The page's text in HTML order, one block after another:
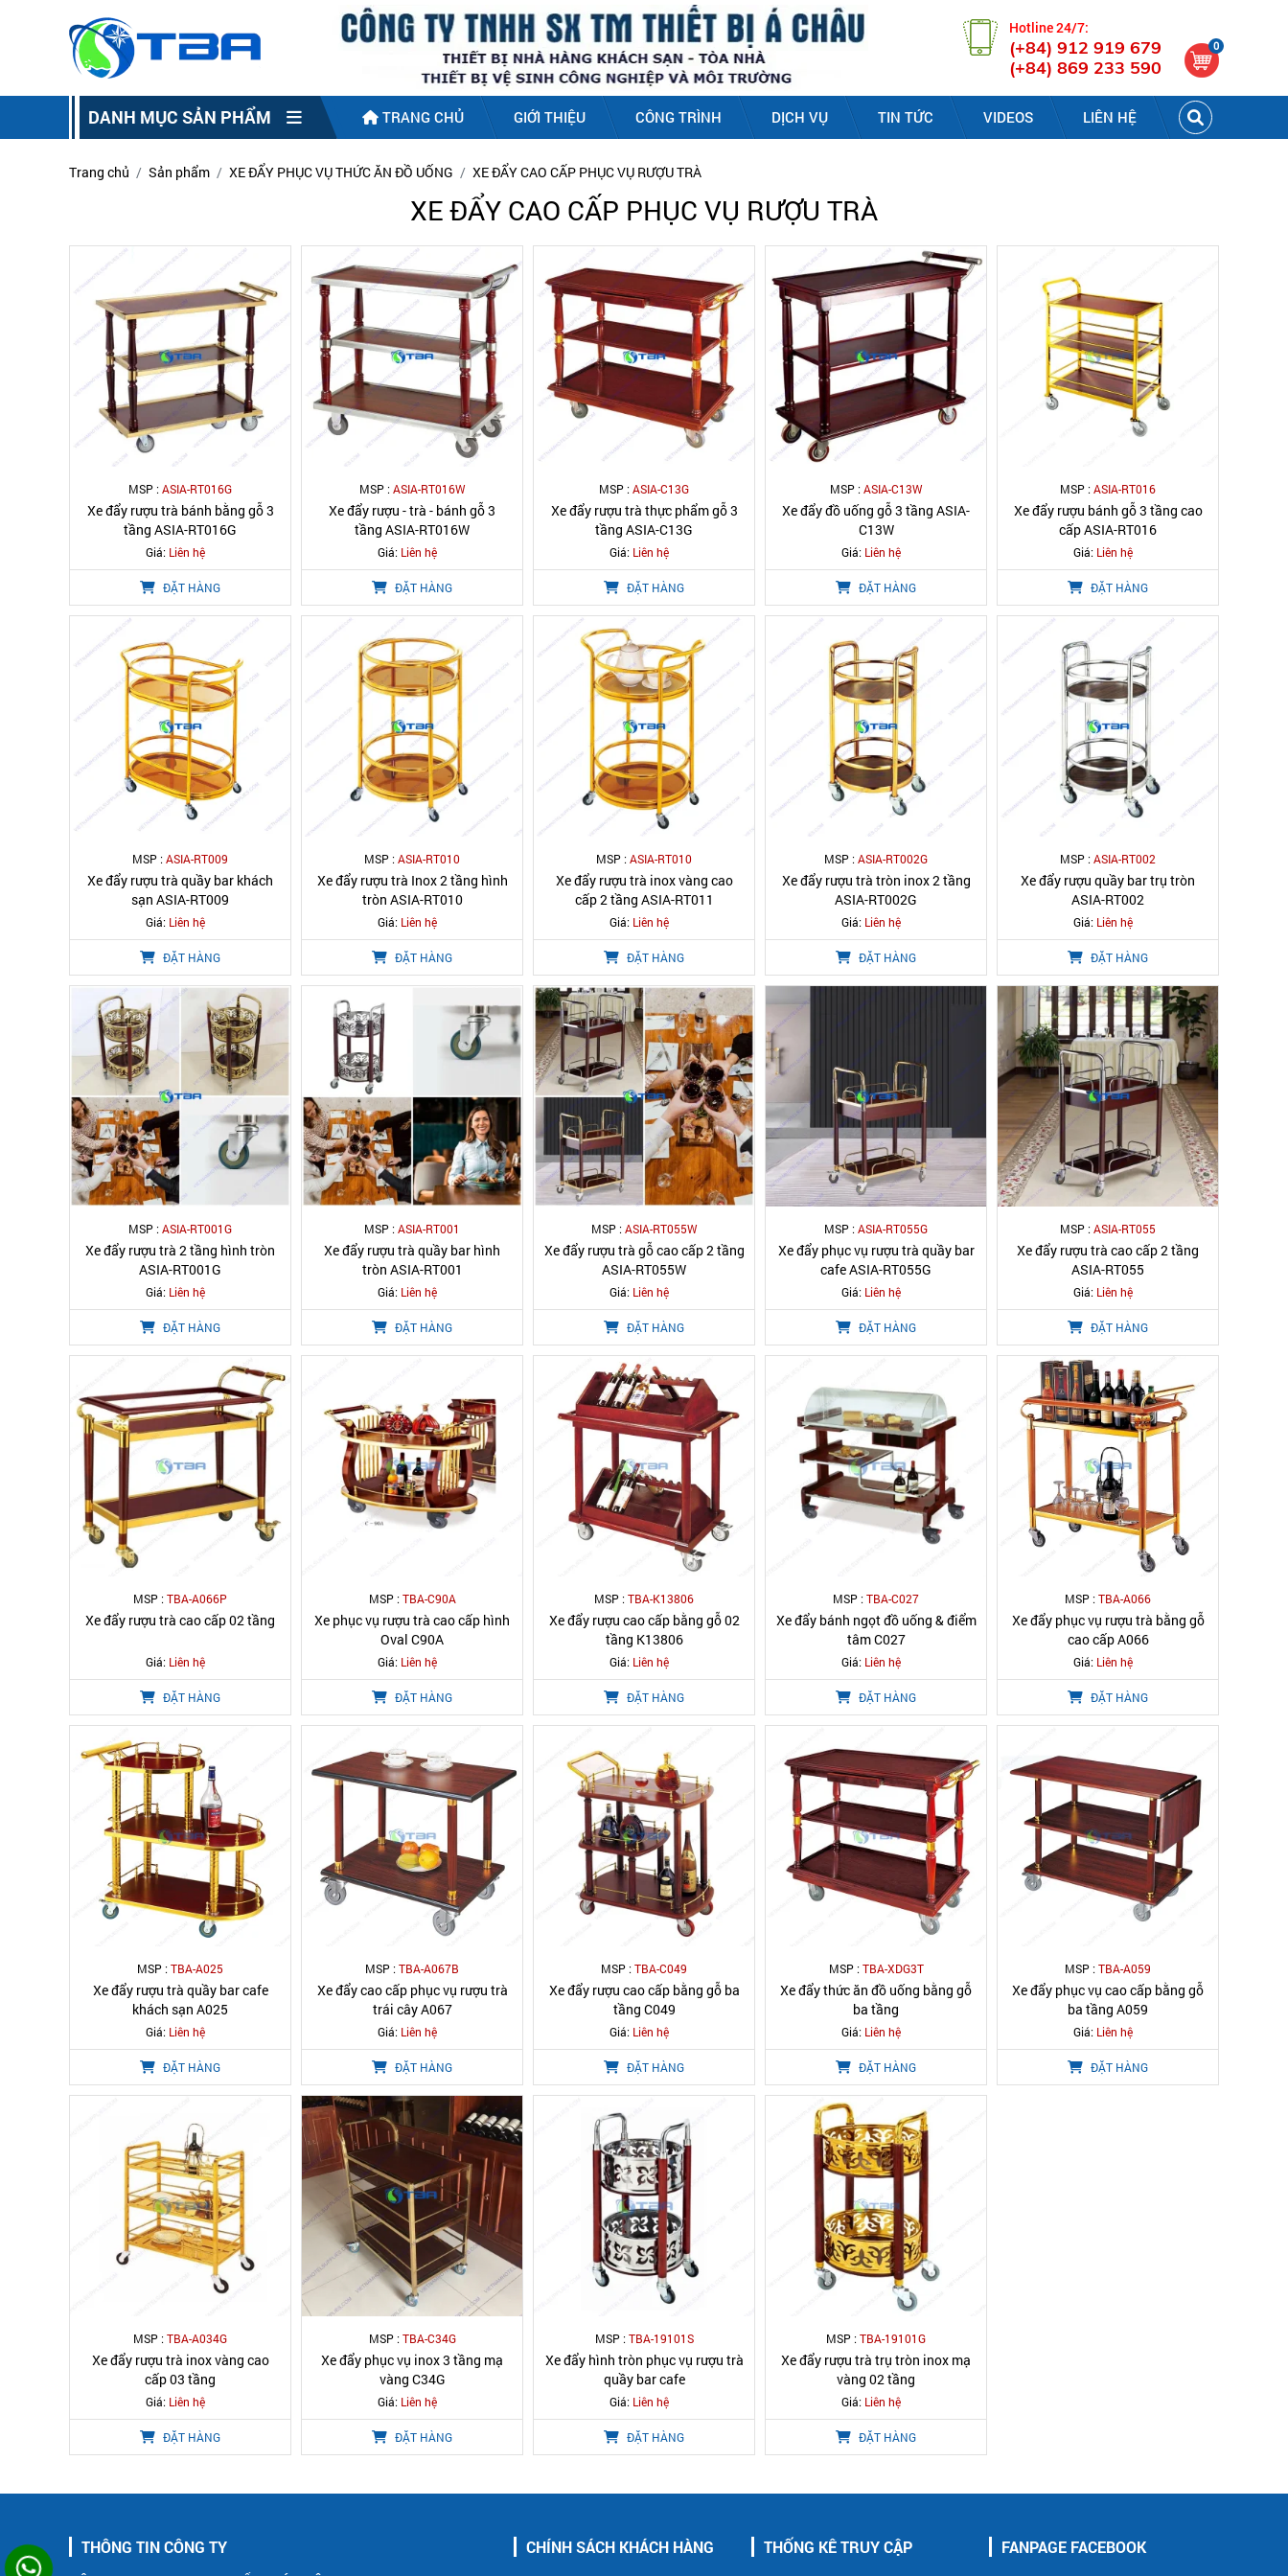
Hotline 24/7:
(+84) 912 919 679
(+84) 869 233 590
0
DANH MỤC SẢN PHẨM TRANG CHỦ GIỚI THIỆU CÔNG TRÌNH DỊCH VỤ TIN TỨC VIDEOS LIÊN HỆ
Trang chủ Sản phẩm XE ĐẨY PHỤC VỤ THỨC ĂN ĐỒ UỐNG XE ĐẨY CAO CẤP PHỤC VỤ RƯỢU TRÀ
XE ĐẨY CAO CẤP PHỤC VỤ RƯỢU TRÀ
MSP :ASIA-RT016G
Xe đẩy rượu trà bánh bằng gỗ 3
tầng ASIA-RT016G
Giá: Liên hệ
ĐẶT HÀNG
MSP :ASIA-RT016W
Xe đẩy rượu - trà - bánh gỗ 3
tầng ASIA-RT016W
Giá: Liên hệ
ĐẶT HÀNG
MSP :ASIA-C13G
Xe đẩy rượu trà thực phẩm gỗ 3
tầng ASIA-C13G
Giá: Liên hệ
ĐẶT HÀNG
MSP :ASIA-C13W
Xe đẩy đồ uống gỗ 3 tầng ASIA-
C13W
Giá: Liên hệ
ĐẶT HÀNG
MSP :ASIA-RT016
Xe đẩy rượu bánh gỗ 3 tầng cao
cấp ASIA-RT016
Giá: Liên hệ
ĐẶT HÀNG
MSP :ASIA-RT009
Xe đẩy rượu trà quầy bar khách
sạn ASIA-RT009
Giá: Liên hệ
ĐẶT HÀNG
MSP :ASIA-RT010
Xe đẩy rượu trà Inox 2 tầng hình
tròn ASIA-RT010
Giá: Liên hệ
ĐẶT HÀNG
MSP :ASIA-RT010
Xe đẩy rượu trà inox vàng cao
cấp 2 tầng ASIA-RT011
Giá: Liên hệ
ĐẶT HÀNG
MSP :ASIA-RT002G
Xe đẩy rượu trà tròn inox 2 tầng
ASIA-RT002G
Giá: Liên hệ
ĐẶT HÀNG
MSP :ASIA-RT002
Xe đẩy rượu quầy bar trụ tròn
ASIA-RT002
Giá: Liên hệ
ĐẶT HÀNG
MSP :ASIA-RT001G
Xe đẩy rượu trà 2 tầng hình tròn
ASIA-RT001G
Giá: Liên hệ
ĐẶT HÀNG
MSP :ASIA-RT001
Xe đẩy rượu trà quầy bar hình
tròn ASIA-RT001
Giá: Liên hệ
ĐẶT HÀNG
MSP :ASIA-RT055W
Xe đẩy rượu trà gỗ cao cấp 2 tầng
ASIA-RT055W
Giá: Liên hệ
ĐẶT HÀNG
MSP :ASIA-RT055G
Xe đẩy phục vụ rượu trà quầy bar
cafe ASIA-RT055G
Giá: Liên hệ
ĐẶT HÀNG
MSP :ASIA-RT055
Xe đẩy rượu trà cao cấp 2 tầng
ASIA-RT055
Giá: Liên hệ
ĐẶT HÀNG
MSP :TBA-A066P
Xe đẩy rượu trà cao cấp 02 tầng
Giá: Liên hệ
ĐẶT HÀNG
MSP :TBA-C90A
Xe phục vụ rượu trà cao cấp hình
Oval C90A
Giá: Liên hệ
ĐẶT HÀNG
MSP :TBA-K13806
Xe đẩy rượu cao cấp bằng gỗ 02
tầng K13806
Giá: Liên hệ
ĐẶT HÀNG
MSP :TBA-C027
Xe đẩy bánh ngọt đồ uống & điểm
tâm C027
Giá: Liên hệ
ĐẶT HÀNG
MSP :TBA-A066
Xe đẩy phục vụ rượu trà bằng gỗ
cao cấp A066
Giá: Liên hệ
ĐẶT HÀNG
MSP :TBA-A025
Xe đẩy rượu trà quầy bar cafe
khách sạn A025
Giá: Liên hệ
ĐẶT HÀNG
MSP :TBA-A067B
Xe đẩy cao cấp phục vụ rượu trà
trái cây A067
Giá: Liên hệ
ĐẶT HÀNG
MSP :TBA-C049
Xe đẩy rượu cao cấp bằng gỗ ba
tầng C049
Giá: Liên hệ
ĐẶT HÀNG
MSP :TBA-XDG3T
Xe đẩy thức ăn đồ uống bằng gỗ
ba tầng
Giá: Liên hệ
ĐẶT HÀNG
MSP :TBA-A059
Xe đẩy phục vụ cao cấp bằng gỗ
ba tầng A059
Giá: Liên hệ
ĐẶT HÀNG
MSP :TBA-A034G
Xe đẩy rượu trà inox vàng cao
cấp 03 tầng
Giá: Liên hệ
ĐẶT HÀNG
MSP :TBA-C34G
Xe đẩy phục vụ inox 3 tầng mạ
vàng C34G
Giá: Liên hệ
ĐẶT HÀNG
MSP :TBA-19101S
Xe đẩy hình tròn phục vụ rượu trà
quầy bar cafe
Giá: Liên hệ
ĐẶT HÀNG
MSP :TBA-19101G
Xe đẩy rượu trà trụ tròn inox mạ
vàng 02 tầng
Giá: Liên hệ
ĐẶT HÀNG
THÔNG TIN CÔNG TY CHÍNH SÁCH KHÁCH HÀNG THỐNG KÊ TRUY CẬP FANPAGE FACEBOOK